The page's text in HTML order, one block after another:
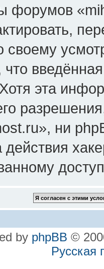
форумов
что
эта
ни
действия
by phpBB ©
Русская